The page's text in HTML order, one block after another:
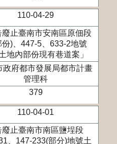
110-04-29
廢止臺南市安南區原佃段
份)、447-5、633-2地號
地內部份現有巷道案」
政府都市發展局都市計畫
管理科
379
110-04-01
廢止臺南市南區鹽埕段
、147-233(部分)地號土